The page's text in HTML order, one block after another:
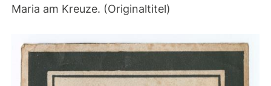
Maria am Kreuze. (Originaltitel)